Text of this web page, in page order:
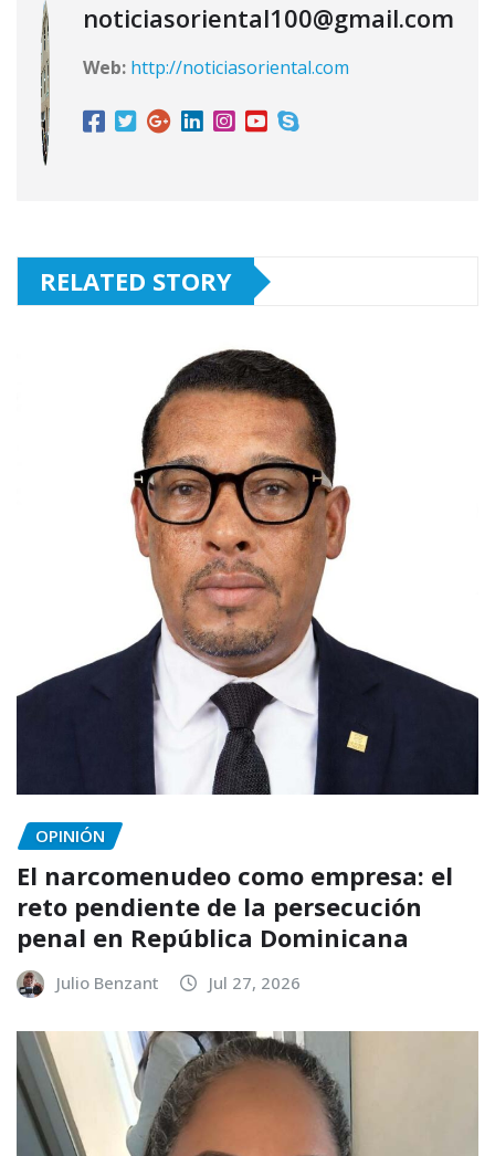
noticiasoriental100@gmail.com
Web: http://noticiasoriental.com
RELATED STORY
OPINIÓN
El narcomenudeo como empresa: el
reto pendiente de la persecución
penal en República Dominicana
Julio Benzant Jul 27, 2026